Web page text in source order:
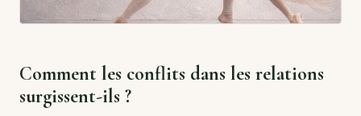
Comment les conflits dans les relations
surgissent-ils ?